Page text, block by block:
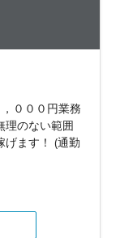
０００円業務
理のない範囲
げます！ (通勤